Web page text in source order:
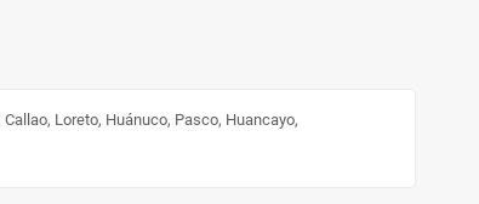
Loreto, Huánuco, Pasco, Huancayo,